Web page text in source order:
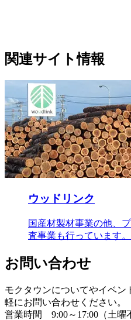
関連サイト情報
ウッドリンク
国産材製材事業の他、
査事業も行っています。
お問い合わせ
モクタウンについてやイベ
軽にお問い合わせください。
営業時間 9:00～17:00（土曜